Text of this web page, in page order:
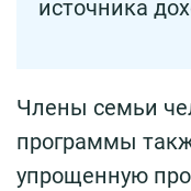
источника
Члены семьи
программы
упрощенную